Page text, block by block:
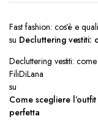
Fast fashion: cos’è e
su Decluttering vestiti:
Decluttering vestiti:
FiliDiLana
su
Come scegliere
perfetta